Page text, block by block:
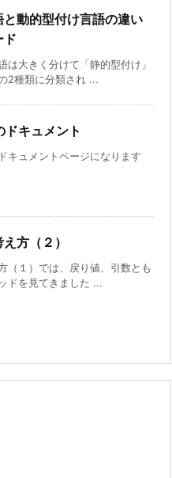
動的型付け言語の違い
ド
は大きく分けて「静的型付け」
2種類に分類され ...
キュメント
キュメントページになります
方（２）
（１）では、戻り値、引数とも
ドを見てきました ...